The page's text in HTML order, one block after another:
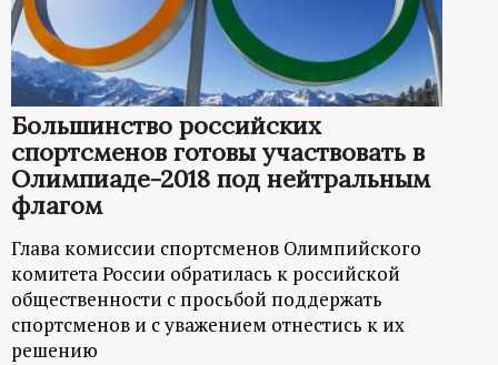
Большинство российских
спортсменов готовы участвовать в
Олимпиаде-2018 под нейтральным
флагом
Глава комиссии спортсменов Олимпийского
комитета России обратилась к российской
общественности с просьбой поддержать
спортсменов и с уважением отнестись к их
решению